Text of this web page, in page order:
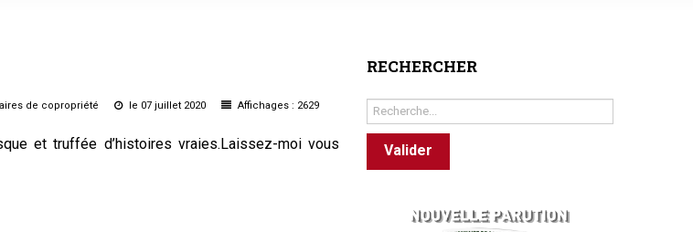
de
privatives
de copropriété
de copropriété le 07 juillet 2020 Affichages : 2629
et truffée d’histoires vraies.Laissez-moi vous
RECHERCHER
Rechercher
Valider